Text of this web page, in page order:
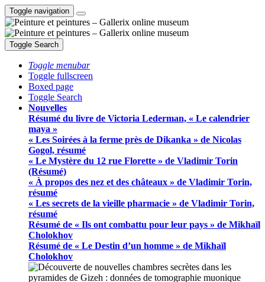
Toggle navigation
Toggle Search
Toggle menubar
Toggle fullscreen
Boxed page
Toggle Search
Nouvelles
Résumé du livre de Victoria Lederman, « Le calendrier
maya »
« Les Soirées à la ferme près de Dikanka » de Nicolas
Gogol, résumé
« Le Mystère du 12 rue Florette » de Vladimir Torin
(Résumé)
« À propos des nez et des châteaux » de Vladimir Torin,
résumé
« Les secrets de la vieille pharmacie » de Vladimir Torin,
résumé
Résumé de « Ils ont combattu pour leur pays » de Mikhaïl
Cholokhov
Résumé de « Le Destin d’un homme » de Mikhaïl
Cholokhov